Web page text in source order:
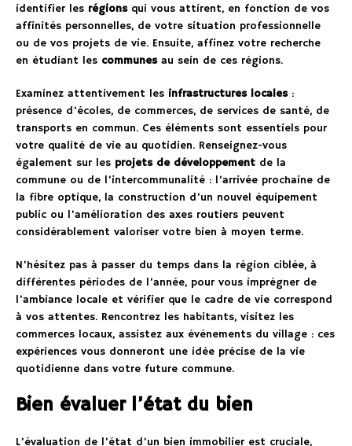
identifier les régionsqui vous attirent, en fonction de vos
affinités personnelles, de votre situation professionnelle
ou de vos projets de vie. Ensuite, affinez votre recherche
en étudiant les communesau sein de ces régions.
Examinez attentivement les infrastructures locales:
présence d’écoles, de commerces, de services de santé, de
transports en commun. Ces éléments sont essentiels pour
votre qualité de vie au quotidien. Renseignez-vous
également sur les projets de développement de la
commune ou de l’intercommunalité : l’arrivée prochaine de
la fibre optique, la construction d’un nouvel équipement
public ou l’amélioration des axes routiers peuvent
considérablement valoriser votre bien à moyen terme.
N’hésitez pas à passer du temps dans la région ciblée, à
différentes périodes de l’année, pour vous imprégner de
l’ambiance locale et vérifier que le cadre de vie correspond
à vos attentes. Rencontrez les habitants, visitez les
commerces locaux, assistez aux événements du village : ces
expériences vous donneront une idée précise de la vie
quotidienne dans votre future commune.
Bien évaluer l’état du bien
L’évaluation de l’état d’un bien immobilier est cruciale,